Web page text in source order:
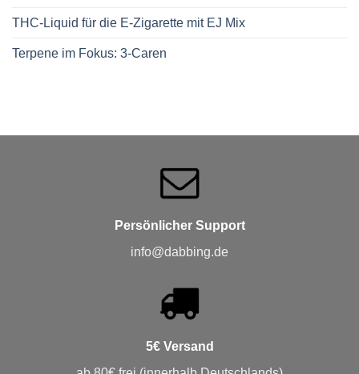
THC-Liquid für die E-Zigarette mit EJ Mix
Terpene im Fokus: 3-Caren
Persönlicher Support
info@dabbing.de
5€ Versand